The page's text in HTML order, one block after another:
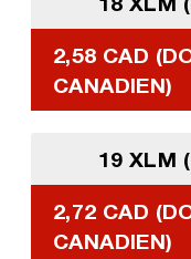
2,58 CAD
CANADIEN)
19 XLM
2,72 CAD
CANADIEN)